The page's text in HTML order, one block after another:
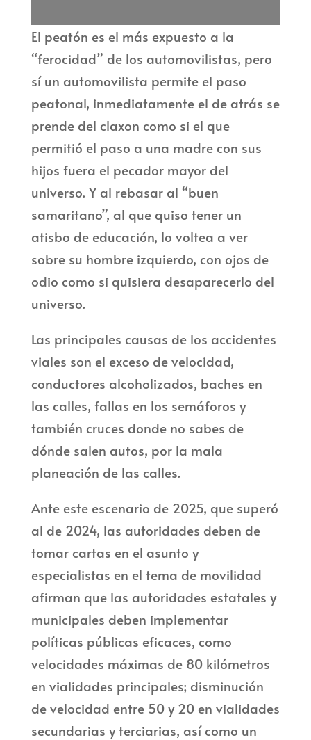
El peatón es el más expuesto a la
“ferocidad” de los automovilistas, pero
sí un automovilista permite el paso
peatonal, inmediatamente el de atrás se
prende del claxon como si el que
permitió el paso a una madre con sus
hijos fuera el pecador mayor del
universo. Y al rebasar al “buen
samaritano”, al que quiso tener un
atisbo de educación, lo voltea a ver
sobre su hombre izquierdo, con ojos de
odio como si quisiera desaparecerlo del
universo.
Las principales causas de los accidentes
viales son el exceso de velocidad,
conductores alcoholizados, baches en
las calles, fallas en los semáforos y
también cruces donde no sabes de
dónde salen autos, por la mala
planeación de las calles.
Ante este escenario de 2025, que superó
al de 2024, las autoridades deben de
tomar cartas en el asunto y
especialistas en el tema de movilidad
afirman que las autoridades estatales y
municipales deben implementar
políticas públicas eficaces, como
velocidades máximas de 80 kilómetros
en vialidades principales; disminución
de velocidad entre 50 y 20 en vialidades
secundarias y terciarias, así como un